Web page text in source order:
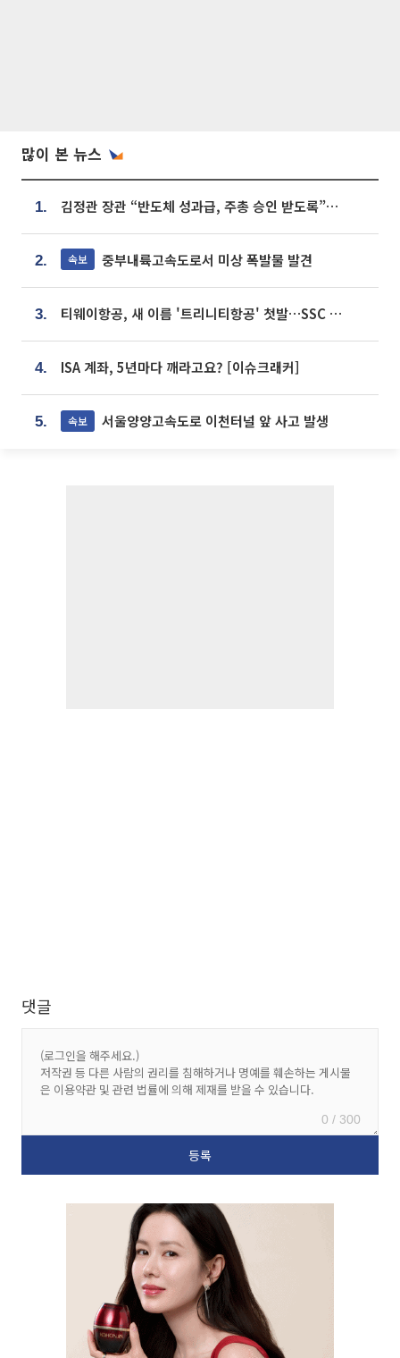
많이 본 뉴스
1. 김정관 장관 “반도체 성과급, 주총 승인 받도록”…상법·자본시장법 개정 시사
2. 속보 중부내륙고속도로서 미상 폭발물 발견
3. 티웨이항공, 새 이름 '트리니티항공' 첫발…SSC 전략 본격화
4. ISA 계좌, 5년마다 깨라고요? [이슈크래커]
5. 속보 서울양양고속도로 이천터널 앞 사고 발생
댓글
0 / 300